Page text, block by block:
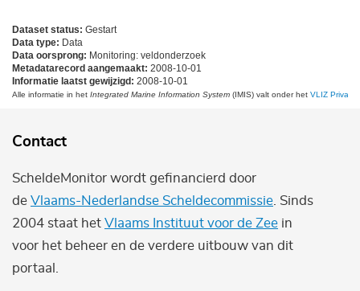
Dataset status: Gestart
Data type: Data
Data oorsprong: Monitoring: veldonderzoek
Metadatarecord aangemaakt: 2008-10-01
Informatie laatst gewijzigd: 2008-10-01
Alle informatie in het Integrated Marine Information System (IMIS) valt onder het VLIZ Privacy
Contact
ScheldeMonitor wordt gefinancierd door
de Vlaams-Nederlandse Scheldecommissie . Sinds
2004 staat het Vlaams Instituut voor de Zee in
voor het beheer en de verdere uitbouw van dit
portaal.